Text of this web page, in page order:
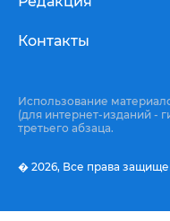
Контакты
Использование
(для интернет-изданий -
третьего абзаца.
� 2026, Все права